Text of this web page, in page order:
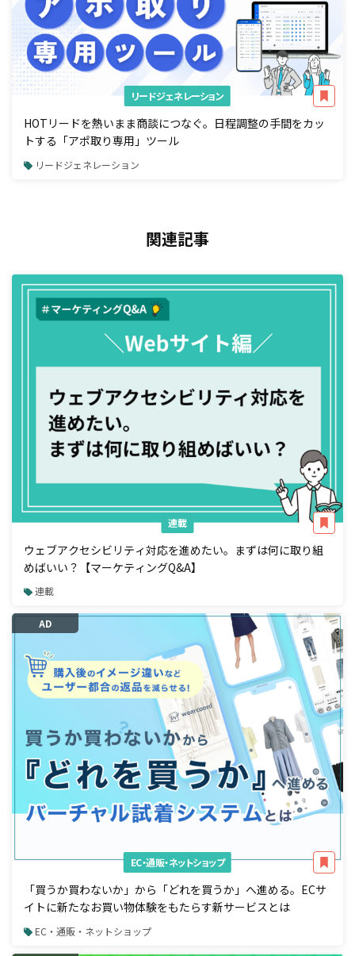
リードジェネレーション
HOTリードを熱いまま商談につなぐ。日程調整の手間をカッ
トする「アポ取り専用」ツール
リードジェネレーション
関連記事
連載
ウェブアクセシビリティ対応を進めたい。まずは何に取り組
めばいい？【マーケティングQ&A】
連載
AD
EC・通販・ネットショップ
「買うか買わないか」から「どれを買うか」へ進める。ECサ
イトに新たなお買い物体験をもたらす新サービスとは
EC・通販・ネットショップ